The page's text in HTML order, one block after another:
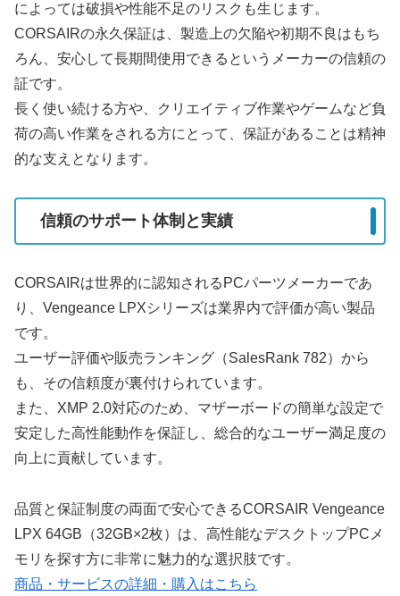
によっては破損や性能不足のリスクも生じます。
CORSAIRの永久保証は、製造上の欠陥や初期不良はもち
ろん、安心して長期間使用できるというメーカーの信頼の
証です。
長く使い続ける方や、クリエイティブ作業やゲームなど負
荷の高い作業をされる方にとって、保証があることは精神
的な支えとなります。
信頼のサポート体制と実績
CORSAIRは世界的に認知されるPCパーツメーカーであ
り、Vengeance LPXシリーズは業界内で評価が高い製品
です。
ユーザー評価や販売ランキング（SalesRank 782）から
も、その信頼度が裏付けられています。
また、XMP 2.0対応のため、マザーボードの簡単な設定で
安定した高性能動作を保証し、総合的なユーザー満足度の
向上に貢献しています。
品質と保証制度の両面で安心できるCORSAIR Vengeance
LPX 64GB（32GB×2枚）は、高性能なデスクトップPCメ
モリを探す方に非常に魅力的な選択肢です。
商品・サービスの詳細・購入はこちら